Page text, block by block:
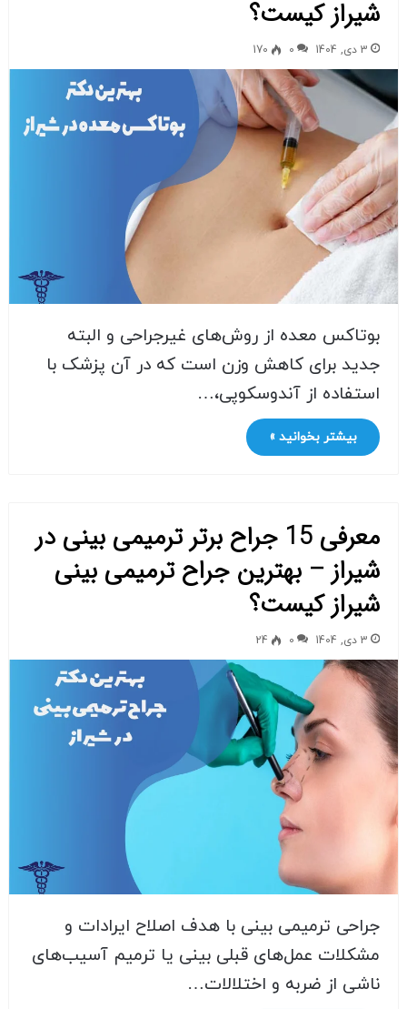
شیراز کیست؟
3 دی, 1404 0
170
بوتاکس معده از روش‌های غیرجراحی و البته
جدید برای کاهش وزن است که در آن پزشک با
استفاده از آندوسکوپی،…
بیشتر بخوانید »
معرفی 15 جراح برتر ترمیمی بینی در
شیراز – بهترین جراح ترمیمی بینی
شیراز کیست؟
3 دی, 1404 0
24
جراحی ترمیمی بینی با هدف اصلاح ایرادات و
مشکلات عمل‌های قبلی بینی یا ترمیم آسیب‌های
ناشی از ضربه و اختلالات…